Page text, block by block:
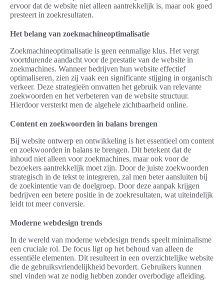
ervoor dat de website niet alleen aantrekkelijk is, maar ook goed
presteert in zoekresultaten.
Het belang van zoekmachineoptimalisatie
Zoekmachineoptimalisatie is geen eenmalige klus. Het vergt
voortdurende aandacht voor de prestatie van de website in
zoekmachines. Wanneer bedrijven hun website effectief
optimaliseren, zien zij vaak een significante stijging in organisch
verkeer. Deze strategieën omvatten het gebruik van relevante
zoekwoorden en het verbeteren van de website structuur.
Hierdoor versterkt men de algehele zichtbaarheid online.
Content en zoekwoorden in balans brengen
Bij website ontwerp en ontwikkeling is het essentieel om content
en zoekwoorden in balans te brengen. Dit betekent dat de
inhoud niet alleen voor zoekmachines, maar ook voor de
bezoekers aantrekkelijk moet zijn. Door de juiste zoekwoorden
strategisch in de tekst te integreren, zal men beter aansluiten bij
de zoekintentie van de doelgroep. Door deze aanpak krijgen
bedrijven een betere positie in de zoekresultaten, wat uiteindelijk
leidt tot meer conversie.
Moderne webdesign trends
In de wereld van moderne webdesign trends speelt minimalisme
een cruciale rol. De focus ligt op het behoud van alleen de
essentiële elementen. Dit resulteert in een overzichtelijke website
die de gebruiksvriendelijkheid bevordert. Gebruikers kunnen
snel vinden wat ze nodig hebben zonder overbodige afleiding.